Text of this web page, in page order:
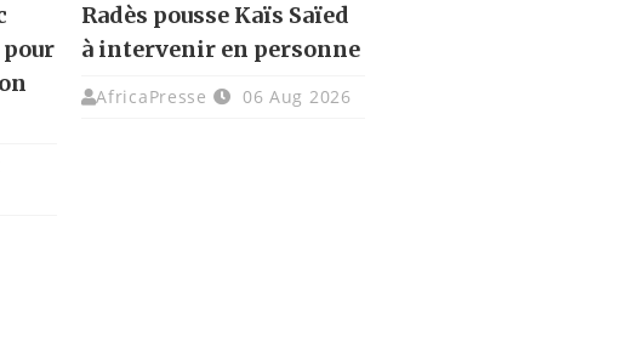
Radès pousse Kaïs Saïed
à intervenir en personne
AfricaPresse 06 Aug 2026